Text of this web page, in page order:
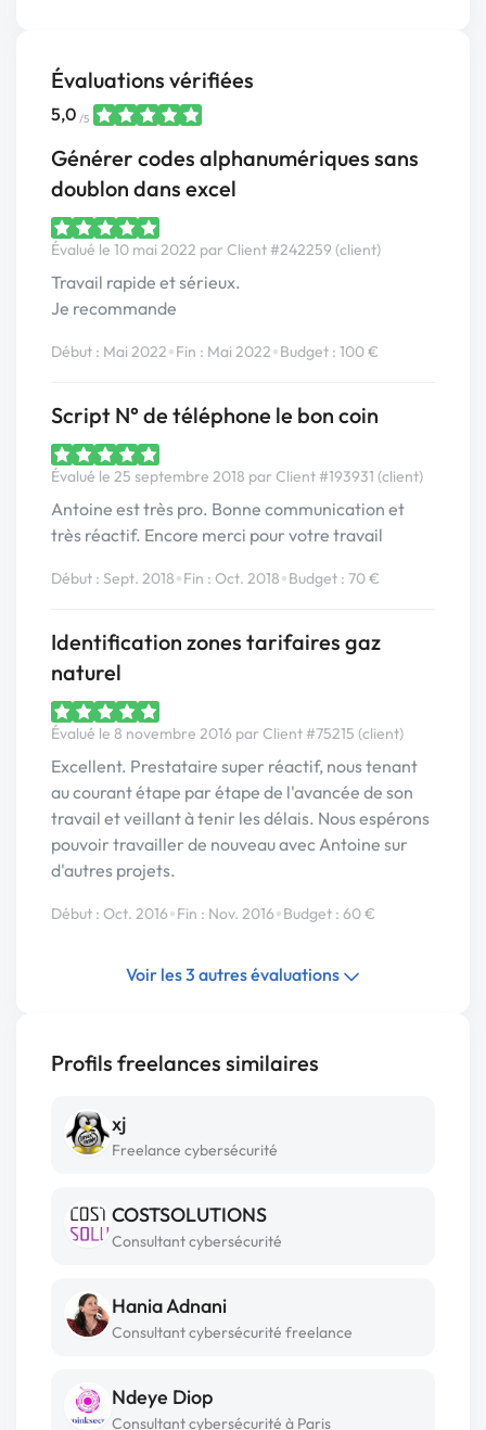
Évaluations vérifiées
5,0 /5
Générer codes alphanumériques sans
doublon dans excel
Évalué le 10 mai 2022 par Client #242259 (client)
Travail rapide et sérieux.
Je recommande
Début : Mai 2022•Fin : Mai 2022•Budget : 100 €
Script N° de téléphone le bon coin
Évalué le 25 septembre 2018 par Client #193931 (client)
Antoine est très pro. Bonne communication et
très réactif. Encore merci pour votre travail
Début : Sept. 2018•Fin : Oct. 2018•Budget : 70 €
Identification zones tarifaires gaz
naturel
Évalué le 8 novembre 2016 par Client #75215 (client)
Excellent. Prestataire super réactif, nous tenant
au courant étape par étape de l'avancée de son
travail et veillant à tenir les délais. Nous espérons
pouvoir travailler de nouveau avec Antoine sur
d'autres projets.
Début : Oct. 2016•Fin : Nov. 2016•Budget : 60 €
Voir les 3 autres évaluations
Profils freelances similaires
xj
Freelance cybersécurité
COSTSOLUTIONS
Consultant cybersécurité
Hania Adnani
Consultant cybersécurité freelance
Ndeye Diop
Consultant cybersécurité à Paris